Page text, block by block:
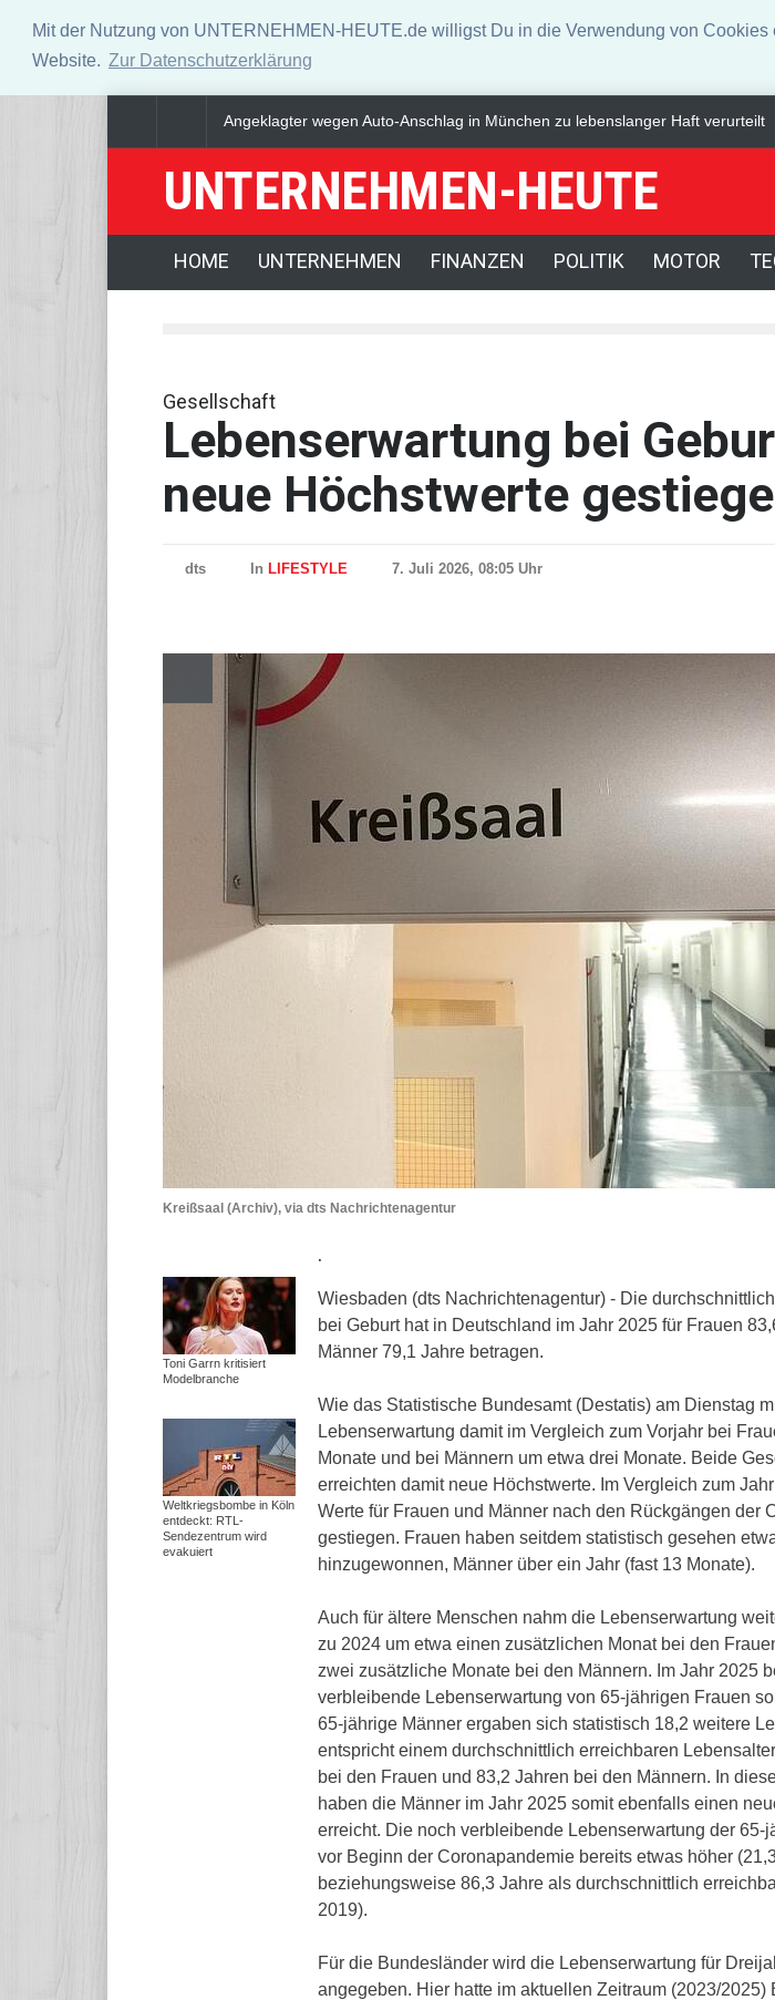
Mit der Nutzung von UNTERNEHMEN-HEUTE.de willigst Du in die Verwendung von
Website. Zur Datenschutzerklärung
Verteidigungspolitiker will Nato-Konsultationen nach Drohnenfund US-
UNTERNEHMEN-HEUTE
HOME UNTERNEHMEN FINANZEN POLITIK MOTOR
Gesellschaft
Lebenserwartung bei
neue Höchstwerte
dts In LIFESTYLE 7. Juli 2026, 08:05 Uhr
Kreißsaal (Archiv), via dts Nachrichtenagentur
.
Wiesbaden (dts Nachrichtenagentur) - Die
bei Geburt hat in Deutschland im Jahr 2025 für Frauen
Männer 79,1 Jahre betragen.
Wie das Statistische Bundesamt (Destatis) am Dienstag
Lebenserwartung damit im Vergleich zum Vorjahr bei
Monate und bei Männern um etwa drei Monate. Beide
erreichten damit neue Höchstwerte. Im Vergleich zum
Werte für Frauen und Männer nach den Rückgängen der
gestiegen. Frauen haben seitdem statistisch gesehen
hinzugewonnen, Männer über ein Jahr (fast 13 Monate).
Auch für ältere Menschen nahm die Lebenserwartung
zu 2024 um etwa einen zusätzlichen Monat bei den
zwei zusätzliche Monate bei den Männern. Im Jahr 2025
verbleibende Lebenserwartung von 65-jährigen Frauen
65-jährige Männer ergaben sich statistisch 18,2 weitere
entspricht einem durchschnittlich erreichbaren
bei den Frauen und 83,2 Jahren bei den Männern. In
haben die Männer im Jahr 2025 somit ebenfalls einen
erreicht. Die noch verbleibende Lebenserwartung der 65-
vor Beginn der Coronapandemie bereits etwas höher
beziehungsweise 86,3 Jahre als durchschnittlich
2019).
Für die Bundesländer wird die Lebenserwartung für
angegeben. Hier hatte im aktuellen Zeitraum (2023/2025)
Toni Garrn kritisiert
Modelbranche
Weltkriegsbombe in Köln
entdeckt: RTL-
Sendezentrum wird
evakuiert